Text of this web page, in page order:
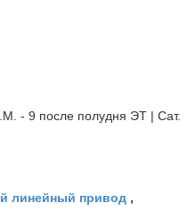
- 9 после полудня ЭТ | Сат.
линейный привод ,